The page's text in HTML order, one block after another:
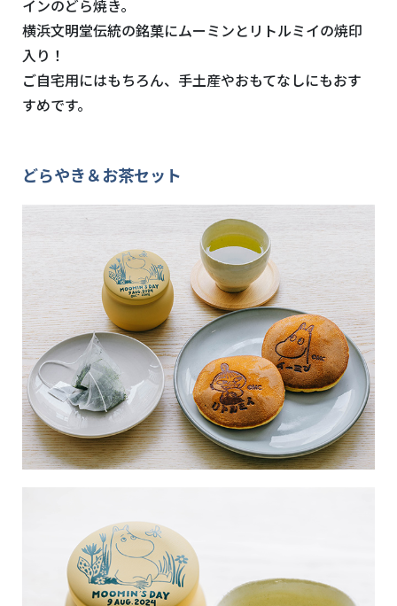
インのどら焼き。
横浜文明堂伝統の銘菓にムーミンとリトルミイの焼印
入り！
ご自宅用にはもちろん、手土産やおもてなしにもおす
すめです。
どらやき＆お茶セット